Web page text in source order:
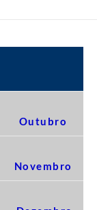
Outubro
Novembro